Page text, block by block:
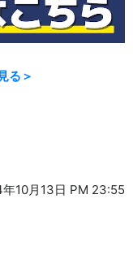
る＞
10月13日 PM 23:55